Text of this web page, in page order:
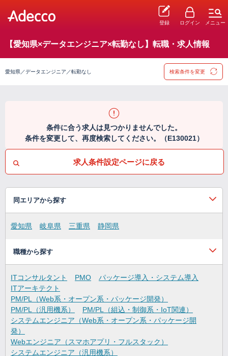
登録 ログイン メニュー
【愛知県×データエンジニア×転勤なし】転職・求人情報
愛知県／データエンジニア／転勤なし 検索条件を変更
条件に合う求人は見つかりませんでした。
条件を変更して、再度検索してください。（E130021）
求人条件設定ページに戻る
同エリアから探す
愛知県 岐阜県 三重県 静岡県
職種から探す
ITコンサルタント PMO
パッケージ導入・システム導入
ITアーキテクト
PM/PL（Web系・オープン系・パッケージ開発）
PM/PL（汎用機系）
PM/PL（組込・制御系・IoT関連）
システムエンジニア（Web系・オープン系・パッケージ開
発）
Webエンジニア（スマホアプリ・フルスタック）
システムエンジニア（汎用機系）